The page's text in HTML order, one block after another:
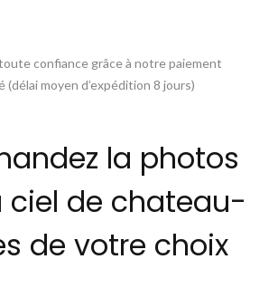
confiance grâce à notre paiement
(délai moyen d’expédition 8 jours)
la photos
ciel de chateau-
de votre choix